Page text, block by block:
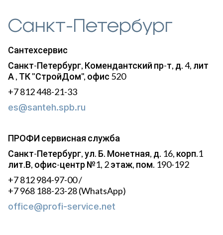
Санкт-Петербург
Сантехсервис
Санкт-Петербург, Комендантский пр-т, д. 4, лит
А , ТК "СтройДом", офис 520
+7 812 448-21-33
es@santeh.spb.ru
ПРОФИ сервисная служба
Санкт-Петербург, ул. Б. Монетная, д. 16, корп.1
лит.В, офис-центр №1, 2 этаж, пом. 190-192
+7 812 984-97-00 /
+7 968 188-23-28 (WhatsApp)
office@profi-service.net